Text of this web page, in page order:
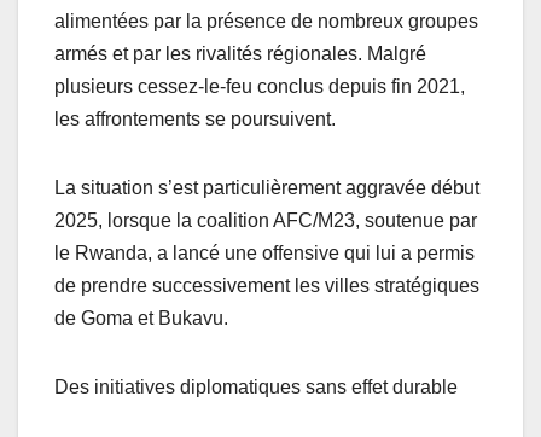
alimentées par la présence de nombreux groupes
armés et par les rivalités régionales. Malgré
plusieurs cessez-le-feu conclus depuis fin 2021,
les affrontements se poursuivent.
La situation s’est particulièrement aggravée début
2025, lorsque la coalition AFC/M23, soutenue par
le Rwanda, a lancé une offensive qui lui a permis
de prendre successivement les villes stratégiques
de Goma et Bukavu.
Des initiatives diplomatiques sans effet durable